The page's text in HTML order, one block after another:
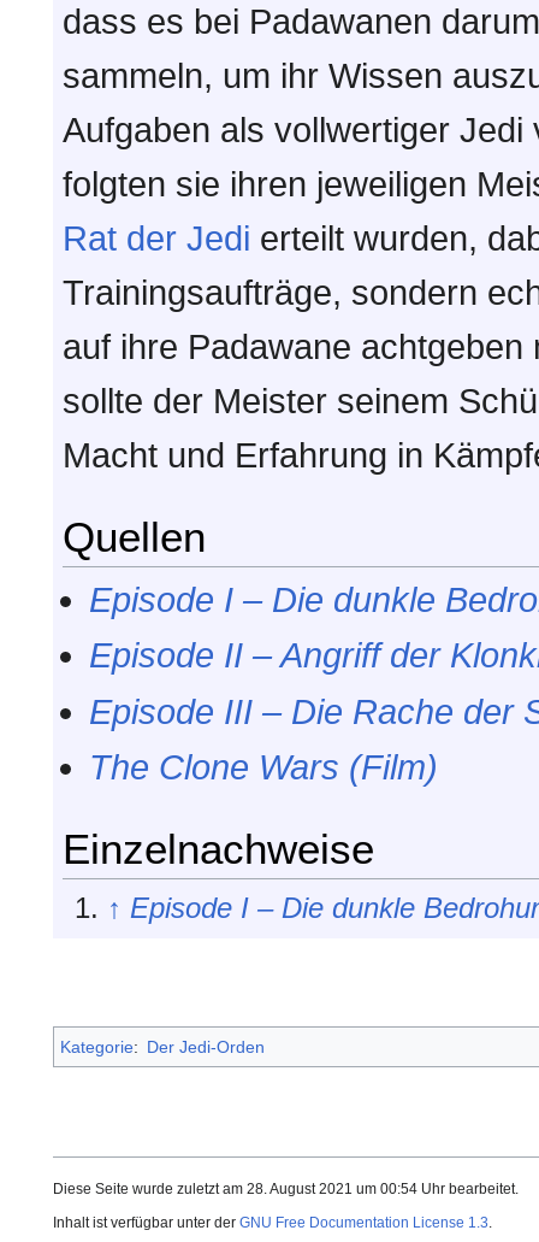
dass es bei Padawanen
sammeln, um ihr Wissen
Aufgaben als vollwertiger
folgten sie ihren jeweiligen
Rat der Jedi erteilt wurden,
Trainingsaufträge, sondern
auf ihre Padawane
sollte der Meister seinem
Macht und Erfahrung in
Quellen
Episode I – Die dunkle
Episode II – Angriff der
Episode III – Die Rache der
The Clone Wars (Film)
Einzelnachweise
↑ Episode I – Die dunkle
Kategorie: Der Jedi-Orden
Diese Seite wurde zuletzt am 28. August 2021 um 00:54 Uhr bearbeitet.
Inhalt ist verfügbar unter der GNU Free Documentation License 1.3